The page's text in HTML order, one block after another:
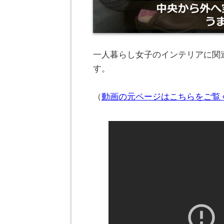
一人暮らし女子のインテリアに関
す。
（動画の元ページはこちらをご覧